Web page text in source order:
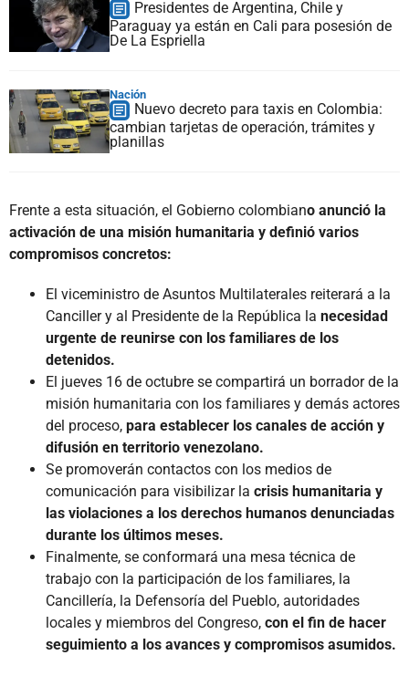
Presidentes de Argentina, Chile y
Paraguay ya están en Cali para posesión de
De La Espriella
Nación
Nuevo decreto para taxis en Colombia:
cambian tarjetas de operación, trámites y
planillas
Frente a esta situación, el Gobierno colombiano anunció la
activación de una misión humanitaria y definió varios
compromisos concretos:
El viceministro de Asuntos Multilaterales reiterará a la
Canciller y al Presidente de la República la necesidad
urgente de reunirse con los familiares de los
detenidos.
El jueves 16 de octubre se compartirá un borrador de la
misión humanitaria con los familiares y demás actores
del proceso, para establecer los canales de acción y
difusión en territorio venezolano.
Se promoverán contactos con los medios de
comunicación para visibilizar la crisis humanitaria y
las violaciones a los derechos humanos denunciadas
durante los últimos meses.
Finalmente, se conformará una mesa técnica de
trabajo con la participación de los familiares, la
Cancillería, la Defensoría del Pueblo, autoridades
locales y miembros del Congreso, con el fin de hacer
seguimiento a los avances y compromisos asumidos.